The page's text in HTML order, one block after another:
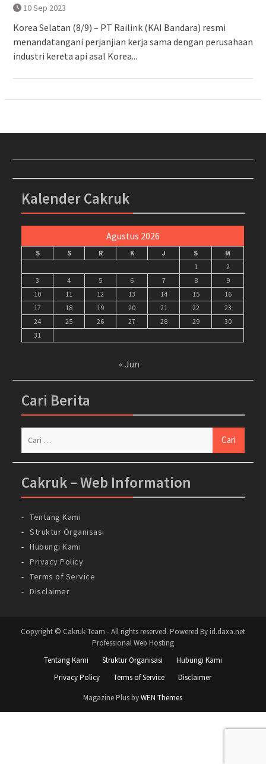
10 Sep 2023
Korea Selatan (8/9) – PT Railink (KAI Bandara) resmi
menandatangani perjanjian kerja sama dengan perusahaan
industri kereta api asal Korea...
Kalender Cakruk
Agustus 2026
S S R K J S
M
1
2
3
4 5 6 7 8
9
10
11 12 13 14 15
16
17
18 19 20 21 22
23
24
25 26 27 28 29
30
31
« Jun
Cari Berita
Cakruk – Web Information
Tentang Kami
Struktur Organisasi
Hubungi Kami
Privacy Policy
Terms of Service
Disclaimer
Copyright © Cakruk Team - All rights reserved. Powered By id.daxa.net
Professional Web Hosting
Tentang Kami
Struktur Organisasi
Hubungi Kami
Privacy Policy
Terms of Service
Disclaimer
Magazine Plus byWEN Themes